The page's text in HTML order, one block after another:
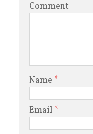
Comment
Name *
Email *